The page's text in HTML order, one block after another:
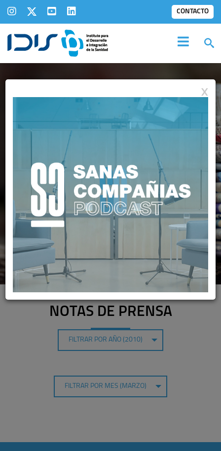
CONTACTO
SALA DEPRENSA
NOTAS DE PRENSA
FILTRAR POR AÑO (2010)
FILTRAR POR MES (MARZO)
X